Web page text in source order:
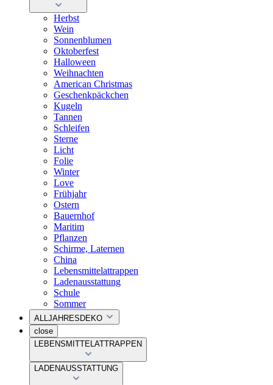
Herbst
Wein
Sonnenblumen
Oktoberfest
Halloween
Weihnachten
American Christmas
Geschenkpäckchen
Kugeln
Tannen
Schleifen
Sterne
Licht
Folie
Winter
Love
Frühjahr
Ostern
Bauernhof
Maritim
Pflanzen
Schirme, Laternen
China
Lebensmittelattrappen
Ladenausstattung
Schule
Sommer
ALLJAHRESDEKO
close
LEBENSMITTELATTRAPPEN
LADENAUSSTATTUNG